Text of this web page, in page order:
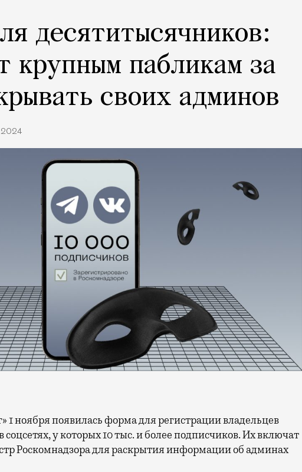
десятитысячников:
крупным пабликам за
своих админов
соцсетях, у которых 10 тыс. и более подписчиков. Их включат
Роскомнадзора для раскрытия информации об админах